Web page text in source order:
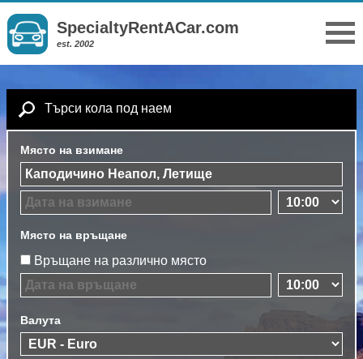
SpecialtyRentACar.com
est. 2002
Търси кола под наем
Място на взимане
Място на връщане
Връщане на различно място
Валута